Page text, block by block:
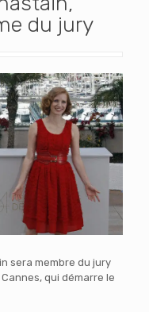
du jury
sera membre du jury
qui démarre le